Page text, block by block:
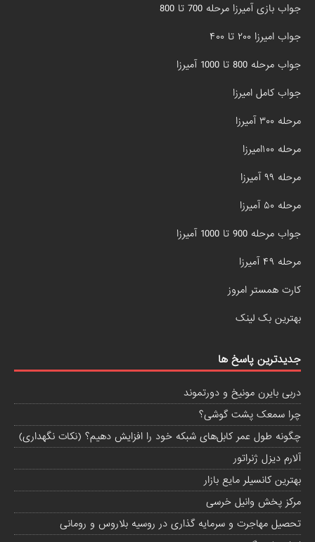
جواب بازی آمیرزا مرحله 700 تا 800
جواب امیرزا ۲۰۰ تا ۴۰۰
جواب مرحله 800 تا 1000 آمیرزا
جواب کامل امیرزا
مرحله ۳۰۰ آمیرزا
مرحله ۱۰۰امیرزا
مرحله ۹۹ آمیرزا
مرحله ۵۰ آمیرزا
جواب مرحله 900 تا 1000 آمیرزا
مرحله ۴۹ آمیرزا
کارت همستر امروز
بهترین بک لینک
جدیدترین پاسخ ها
دربی بایرن مونیخ و دورتموند
چرا سمعک پشت گوشی؟
چگونه طول عمر کابل‌های شبکه خود را افزایش دهیم؟ (نکات نگهداری)
آلارم دیزل ژنراتور
بهترین کانسیلر مایع بازار
مرکز پخش وانیل خرسی
تحصیل مهاجرت و سرمایه گذاری در روسیه بلاروس و رومانی